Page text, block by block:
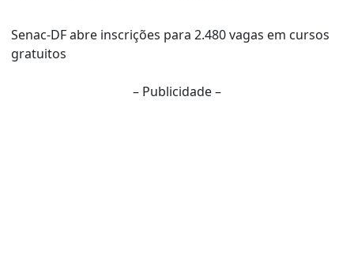
Senac-DF abre inscrições para 2.480 vagas em cursos
gratuitos
– Publicidade –